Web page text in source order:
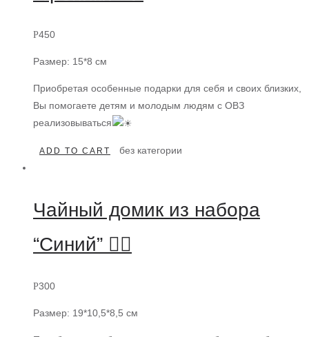
Р450
Размер: 15*8 см
Приобретая особенные подарки для себя и своих близких,
Вы помогаете детям и молодым людям с ОВЗ
реализовываться
ADD TO CART без категории
Чайный домик из набора
“Синий” 👍🏻
Р300
Размер: 19*10,5*8,5 см